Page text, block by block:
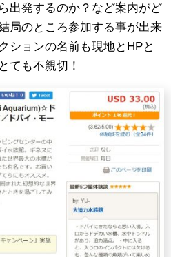
出発するのか？など案内がど
局のところ参加する事が出来
ションの名前も現地とHPと
ても不親切！